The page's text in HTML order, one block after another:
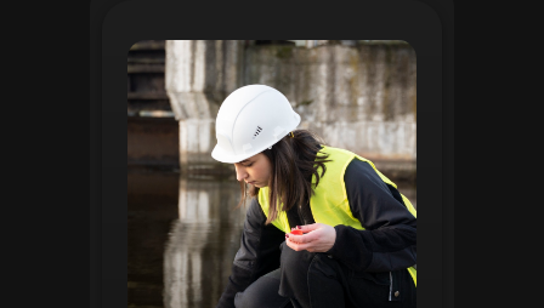
O módulo de Gestão de Drenagem do
Regente aplica o geoprocessamento para
mapear redes de drenagem subterrâneas
e superficiais. A plataforma permite
identificar pontos de alagamento, planejar
intervenções e monitorar a eficiência das
estruturas de drenagem. Com análises
baseadas em dados coletados, o sistema
contribui para o planejamento urbano
sustentável, reduzindo riscos de
enchentes e otimizando a alocação de
recursos. Relatórios visuais facilitam a
comunicação dos resultados e o
acompanhamento dos projetos de
melhoria.